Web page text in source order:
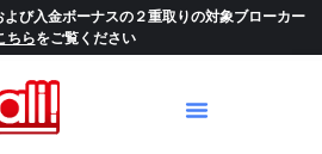
び入金ボーナスの２重取りの対象ブローカー
ちらをご覧ください